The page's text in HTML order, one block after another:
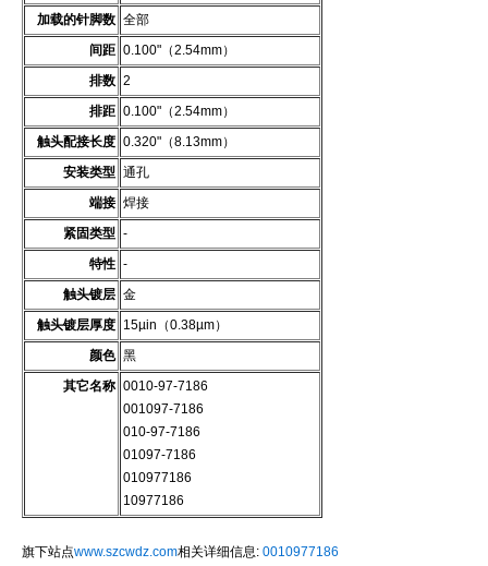
加载的针脚数 全部
间距 0.100"（2.54mm）
排数 2
排距 0.100"（2.54mm）
触头配接长度 0.320"（8.13mm）
安装类型 通孔
端接 焊接
紧固类型 -
特性 -
触头镀层 金
触头镀层厚度 15µin（0.38µm）
颜色 黑
其它名称 0010-97-7186
001097-7186
010-97-7186
01097-7186
010977186
10977186
旗下站点www.szcwdz.com相关详细信息: 0010977186